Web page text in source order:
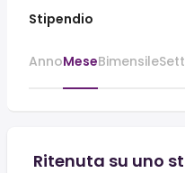
Stipendio
AnnoMeseBimensile
Ritenuta su uno